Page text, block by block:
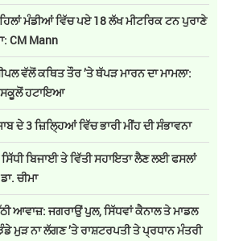
ਮੰਡੀਆਂ ਵਿੱਚ ਪਏ 18 ਲੱਖ ਮੀਟਰਿਕ ਟਨ ਪੁਰਾਣੇ
CM Mann
ਵੱਲੋਂ ਕਥਿਤ ਤੌਰ ’ਤੇ ਥੱਪੜ ਮਾਰਨ ਦਾ ਮਾਮਲਾ:
ਸਕੂਲੋਂ ਹਟਾਇਆ
ਦੇ 3 ਜ਼ਿਲ੍ਹਿਆਂ ਵਿੱਚ ਭਾਰੀ ਮੀਂਹ ਦੀ ਸੰਭਾਵਨਾ
ਬਿਜਾਈ ਤੇ ਵਿੱਤੀ ਸਹਾਇਤਾ ਲੈਣ ਲਈ ਫਸਲਾਂ
ਚੀਮਾ
ਆਵਾਜ਼: ਜਗਰਾਉਂ ਪੁਲ, ਸਿੱਧਵਾਂ ਕੈਨਾਲ ਤੇ ਮਾਡਲ
ਮੁੜ ਨਾ ਲੱਗਣ ’ਤੇ ਰਾਸ਼ਟਰਪਤੀ ਤੇ ਪ੍ਰਧਾਨ ਮੰਤਰੀ